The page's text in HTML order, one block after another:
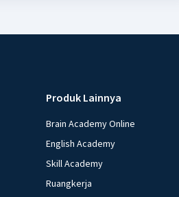
Produk Lainnya
Brain Academy Online
English Academy
Skill Academy
Ruangkerja